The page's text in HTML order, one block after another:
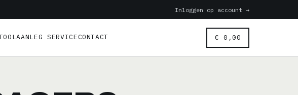
Inloggen op account →
AANLEG SERVICECONTACT € 0,00